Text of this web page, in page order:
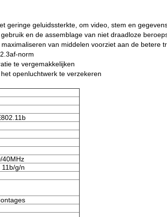
geringe geluidssterkte, om video, stem en
en de assemblage van niet draadloze
van middelen voorziet aan de betere
norm
te vergemakkelijken
openluchtwerk te verzekeren
40MHz
g/n